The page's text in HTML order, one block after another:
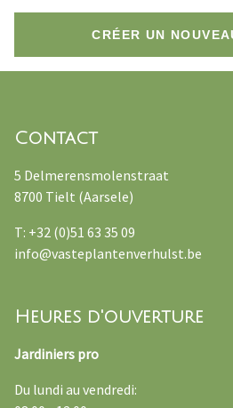
CRÉER UN
Contact
5 Delmerensmolenstraat
8700 Tielt (Aarsele)
T: +32 (0)51 63 35 09
info@vasteplantenverhulst.be
Heures d'ouverture
Jardiniers pro
Du lundi au vendredi: